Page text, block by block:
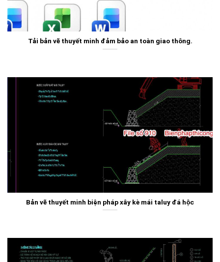
Tải bản vẽ thuyết minh đảm bảo an toàn giao thông.
Bản vẽ thuyết minh biện pháp xây kè mái taluy đá hộc